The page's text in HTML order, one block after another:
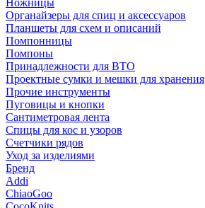
Ножницы
Органайзеры для спиц и аксессуаров
Планшеты для схем и описаний
Помпонницы
Помпоны
Принадлежности для ВТО
Проектные сумки и мешки для хранения
Прочие инструменты
Пуговицы и кнопки
Сантиметровая лента
Спицы для кос и узоров
Счетчики рядов
Уход за изделиями
Бренд
Addi
ChiaoGoo